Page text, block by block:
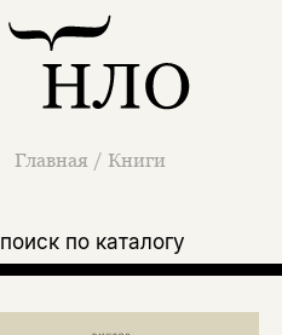
Главная / Книги
поиск по каталогу